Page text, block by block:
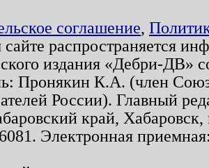
соглашение,
распространяется
издания «Дебри-ДВ»
Пронякин К.А. (член
России). Главный
край,
Электронная